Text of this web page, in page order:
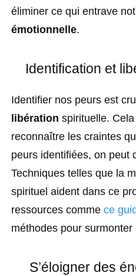
éliminer ce qui entrave
émotionnelle.
Identification et
Identifier nos peurs est
libération spirituelle.
reconnaître les craintes
peurs identifiées, on peut
Techniques telles que la
spirituel aident dans ce
ressources comme ce
méthodes pour
S’éloigner des